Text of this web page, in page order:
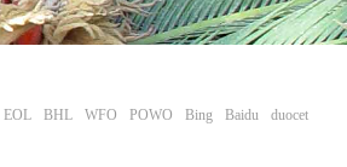
EOL BHL WFO POWO Bing Baidu duocet